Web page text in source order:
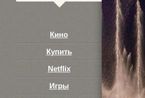
1
Кино
Купить
Netflix
Игры